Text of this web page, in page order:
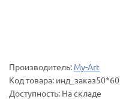
Производитель: My-Art
Код товара: инд_заказ50*60
Доступность: На складе